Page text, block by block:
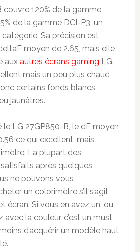
couvre 120% de la gamme
de la gamme DCI-P3, un
Sa précision est
moyen de 2.65, mais elle
aux autres écrans gaming LG.
mais un peu plus chaud
certains fonds blancs
jaunâtres.
le LG 27GP850-B, le dE moyen
ce qui excellent, mais
La plupart des
après quelques
ne pouvons vous
un colorimètre s’il s’agit
écran. Si vous en avez un, ou
avec la couleur, c’est un must
d’acquérir un modèle haut